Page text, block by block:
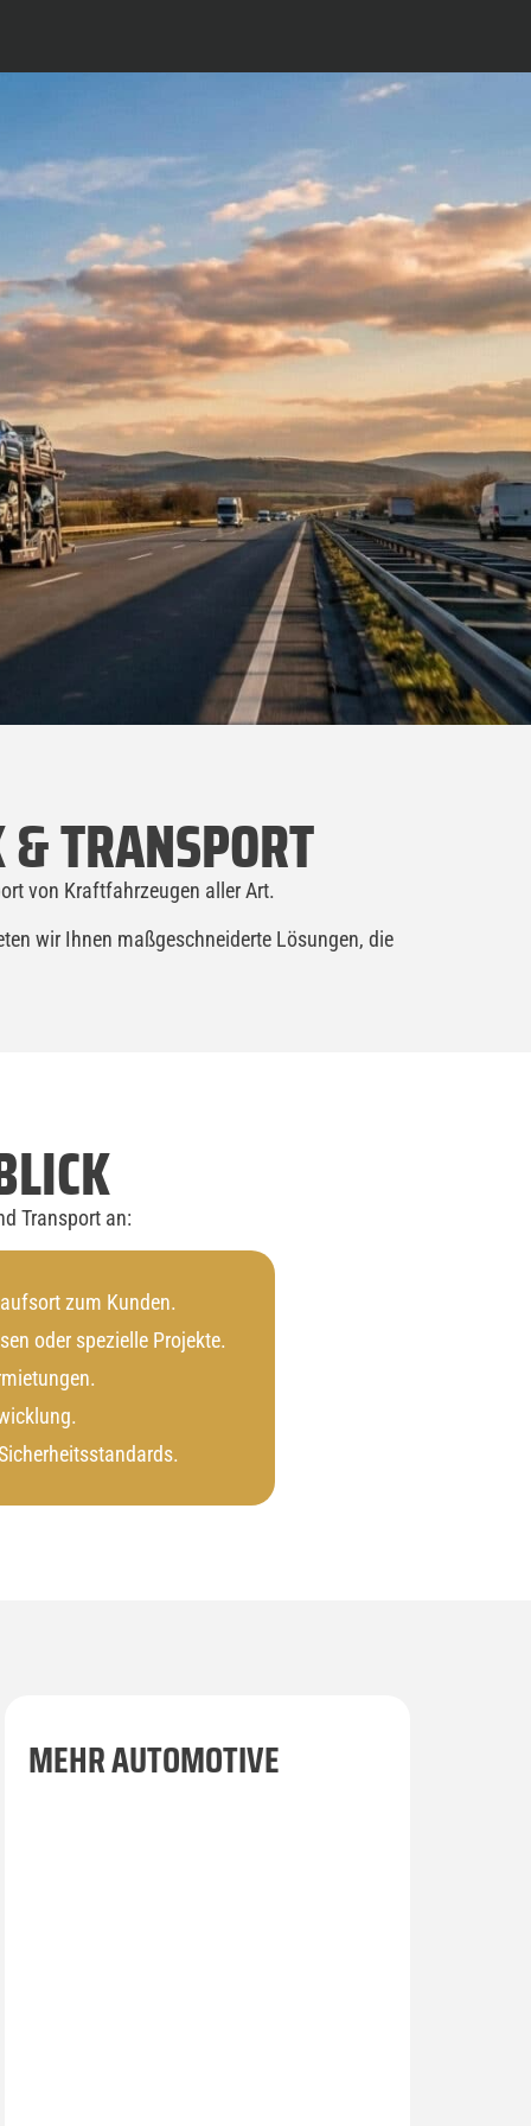
TRANSPORT
von Kraftfahrzeugen aller Art.
wir Ihnen maßgeschneiderte Lösungen, die
Transport an:
zum Kunden.
oder spezielle Projekte.
MEHR AUTOMOTIVE